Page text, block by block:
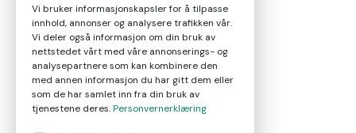
Nyheter
Om oss
Vi bruker informasjonskapsler for å tilpasse
innhold, annonser og analysere trafikken vår.
Vi deler også informasjon om din bruk av
nettstedet vårt med våre annonserings- og
analysepartnere som kan kombinere den
med annen informasjon du har gitt dem eller
som de har samlet inn fra din bruk av
tjenestene deres.Personvernerklæring